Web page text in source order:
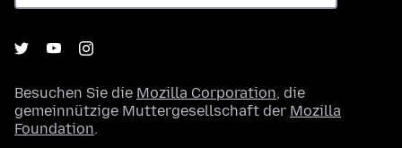
Besuchen Sie die Mozilla Corporation, die
gemeinnützige Muttergesellschaft der Mozilla
Foundation.